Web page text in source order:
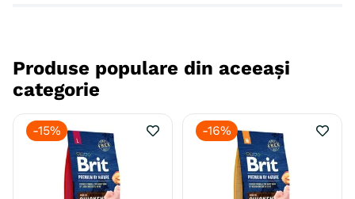
Produse populare din aceeași
categorie
-15% -16%